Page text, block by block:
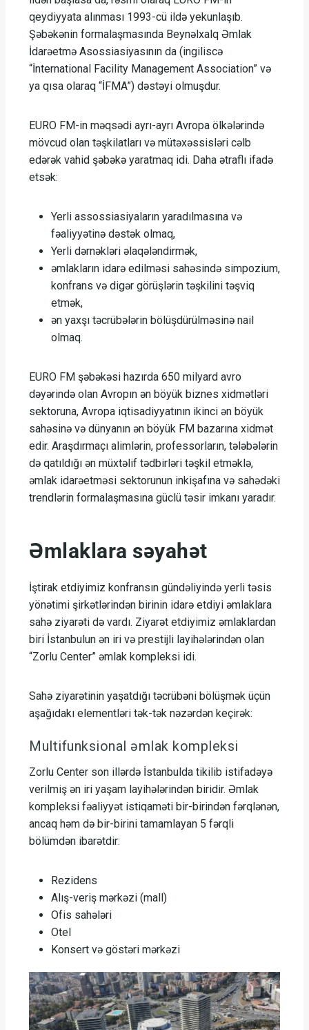
qeydiyyata alınması 1993-cü ildə yekunlaşıb.
Şəbəkənin formalaşmasında Beynəlxalq Əmlak
İdarəetmə Asossiasiyasının da (ingiliscə
“İnternational Facility Management Association” və
ya qısa olaraq “İFMA”) dəstəyi olmuşdur.
EURO FM-in məqsədi ayrı-ayrı Avropa ölkələrində
mövcud olan təşkilatları və mütəxəssisləri cəlb
edərək vahid şəbəkə yaratmaq idi. Daha ətraflı ifadə
etsək:
Yerli assossiasiyaların yaradılmasına və
fəaliyyətinə dəstək olmaq,
Yerli dərnəkləri əlaqələndirmək,
əmlakların idarə edilməsi sahəsində simpozium,
konfrans və digər görüşlərin təşkilini təşviq
etmək,
ən yaxşı təcrübələrin bölüşdürülməsinə nail
olmaq.
EURO FM şəbəkəsi hazırda 650 milyard avro
dəyərində olan Avropın ən böyük biznes xidmətləri
sektoruna, Avropa iqtisadiyyatının ikinci ən böyük
sahəsinə və dünyanın ən böyük FM bazarına xidmət
edir. Araşdırmaçı alimlərin, professorların, tələbələrin
də qatıldığı ən müxtəlif tədbirləri təşkil etməklə,
əmlak idarəetməsi sektorunun inkişafına və sahədəki
trendlərin formalaşmasına güclü təsir imkanı yaradır.
Əmlaklara səyahət
İştirak etdiyimiz konfransın gündəliyində yerli təsis
yönətimi şirkətlərindən birinin idarə etdiyi əmlaklara
sahə ziyarəti də vardı. Ziyarət etdiyimiz əmlaklardan
biri İstanbulun ən iri və prestijli layihələrindən olan
“Zorlu Center” əmlak kompleksi idi.
Sahə ziyarətinin yaşatdığı təcrübəni bölüşmək üçün
aşağıdakı elementləri tək-tək nəzərdən keçirək:
Multifunksional əmlak kompleksi
Zorlu Center son illərdə İstanbulda tikilib istifadəyə
verilmiş ən iri yaşam layihələrindən biridir. Əmlak
kompleksi fəaliyyət istiqaməti bir-birindən fərqlənən,
ancaq həm də bir-birini tamamlayan 5 fərqli
bölümdən ibarətdir:
Rezidens
Alış-veriş mərkəzi (mall)
Ofis sahələri
Otel
Konsert və göstəri mərkəzi